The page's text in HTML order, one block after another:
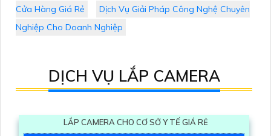
Cửa Hàng Giá Rẻ
Dịch Vụ Giải Pháp Công Nghệ Chuyên
Nghiệp Cho Doanh Nghiệp
DỊCH VỤ LẮP CAMERA
LẮP CAMERA CHO CƠ SỞ Y TẾ GIÁ RẺ